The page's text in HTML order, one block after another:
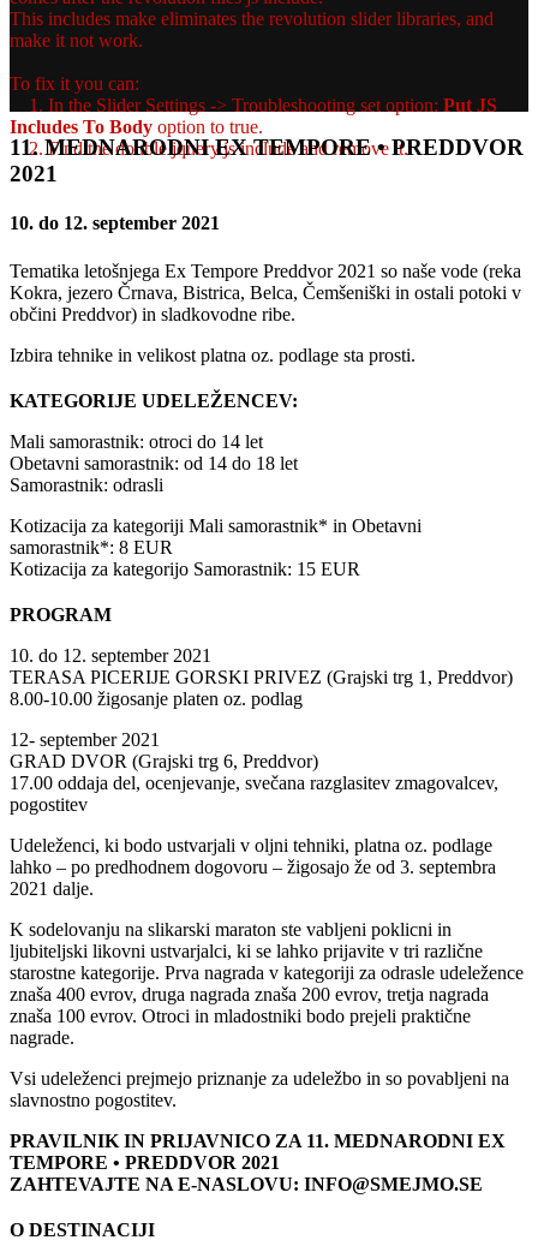
This includes make eliminates the revolution slider libraries, and
make it not work.
To fix it you can:
1. In the Slider Settings -> Troubleshooting set option: Put JS
Includes To Body option to true.
2. Find the double jquery.js include and remove it.
11. MEDNARODNI EX TEMPORE • PREDDVOR
2021
10. do 12. september 2021
Tematika letošnjega Ex Tempore Preddvor 2021 so naše vode (reka
Kokra, jezero Črnava, Bistrica, Belca, Čemšeniški in ostali potoki v
občini Preddvor) in sladkovodne ribe.
Izbira tehnike in velikost platna oz. podlage sta prosti.
KATEGORIJE UDELEŽENCEV:
Mali samorastnik: otroci do 14 let
Obetavni samorastnik: od 14 do 18 let
Samorastnik: odrasli
Kotizacija za kategoriji Mali samorastnik* in Obetavni
samorastnik*: 8 EUR
Kotizacija za kategorijo Samorastnik: 15 EUR
PROGRAM
10. do 12. september 2021
TERASA PICERIJE GORSKI PRIVEZ (Grajski trg 1, Preddvor)
8.00-10.00 žigosanje platen oz. podlag
12- september 2021
GRAD DVOR (Grajski trg 6, Preddvor)
17.00 oddaja del, ocenjevanje, svečana razglasitev zmagovalcev,
pogostitev
Udeleženci, ki bodo ustvarjali v oljni tehniki, platna oz. podlage
lahko – po predhodnem dogovoru – žigosajo že od 3. septembra
2021 dalje.
K sodelovanju na slikarski maraton ste vabljeni poklicni in
ljubiteljski likovni ustvarjalci, ki se lahko prijavite v tri različne
starostne kategorije. Prva nagrada v kategoriji za odrasle udeležence
znaša 400 evrov, druga nagrada znaša 200 evrov, tretja nagrada
znaša 100 evrov. Otroci in mladostniki bodo prejeli praktične
nagrade.
Vsi udeleženci prejmejo priznanje za udeležbo in so povabljeni na
slavnostno pogostitev.
PRAVILNIK IN PRIJAVNICO ZA 11. MEDNARODNI EX
TEMPORE • PREDDVOR 2021
ZAHTEVAJTE NA E-NASLOVU: INFO@SMEJMO.SE
O DESTINACIJI